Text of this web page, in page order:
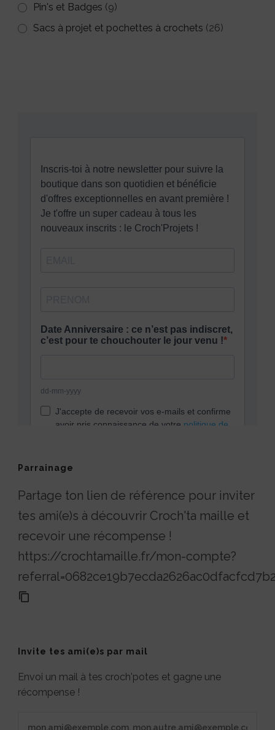
Pin's et Badges (9)
Sacs à projet et pochettes à crochets (26)
Parrainage
Partage ton lien de référence pour inviter
tes ami(e)s à découvrir Croch'ta maille et
recevoir une récompense !
https://crochtamaille.fr/mon-compte?
Invite tes ami(e)s par mail
Envoi un mail à tes croch'potes et gagne une
récompense !